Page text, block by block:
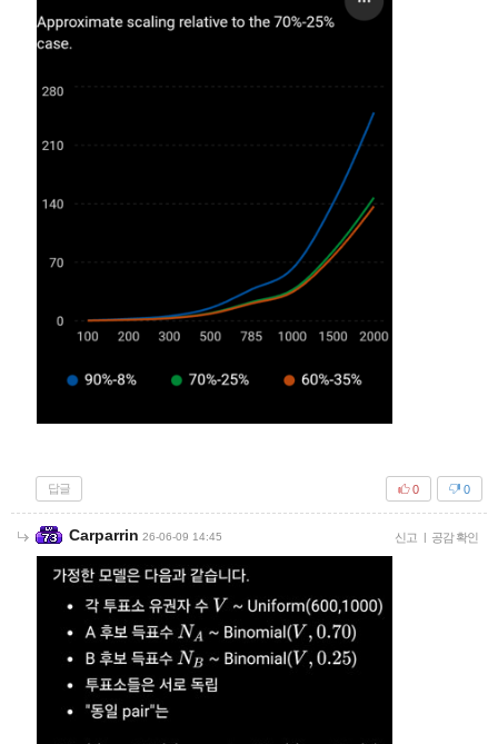
답글 0
0
Carparrin 26-06-09 14:45 신고 | 공감 확인